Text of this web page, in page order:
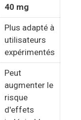
40 mg
Plus adapté à
utilisateurs
expérimentés
Peut
augmenter le
risque
d'effets